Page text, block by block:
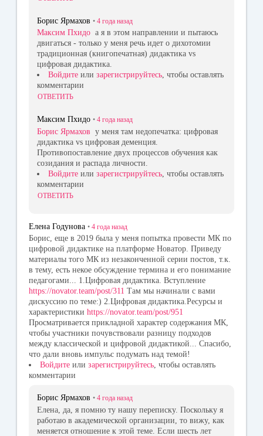
Борис Ярмахов • 4 года назад
Максим Пхидо а я в этом направлении и пытаюсь
двигаться - только у меня речь идет о дихотомии
традиционная (книгопечатная) дидактика vs
цифровая дидактика.
Войдите или зарегистрируйтесь, чтобы оставлять
комментарии
ОТВЕТИТЬ
Максим Пхидо • 4 года назад
Борис Ярмахов у меня там недопечатка: цифровая
дидактика vs цифровая деменция.
Противопоставление двух процессов обучения как
созидания и распада личности.
Войдите или зарегистрируйтесь , чтобы оставлять
комментарии
ОТВЕТИТЬ
Елена Годунова • 4 года назад
Борис, еще в 2019 была у меня попытка провести МК по
цифровой дидактике на платформе Новатор. Приведу
материалы того МК из незаконченной серии постов, т.к.
в тему, есть некое обсуждение термина и его понимание
педагогами... 1.Цифровая дидактика. Вступление
https://novator.team/post/311 Там мы начинали с вами
дискуссию по теме:) 2.Цифровая дидактика.Ресурсы и
характеристики https://novator.team/post/951
Просматривается прикладной характер содержания МК,
чтобы участники почувствовали разницу подходов
между классической и цифровой дидактикой... Спасибо,
что дали вновь импульс подумать над темой!
Войдите или зарегистрируйтесь, чтобы оставлять
комментарии
Борис Ярмахов • 4 года назад
Елена, да, я помню ту нашу переписку. Поскольку я
работаю в академической организации, то вижу, как
меняется отношение к этой теме. Если шесть лет